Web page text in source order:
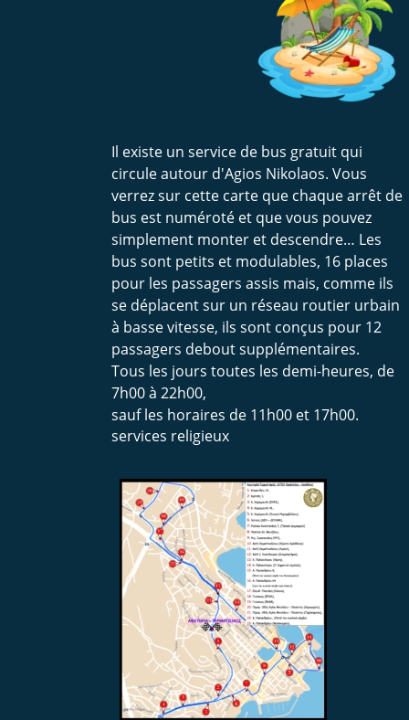
Il existe un service de bus gratuit qui
circule autour d'Agios Nikolaos. Vous
verrez sur cette carte que chaque arrêt de
bus est numéroté et que vous pouvez
simplement monter et descendre… Les
bus sont petits et modulables, 16 places
pour les passagers assis mais, comme ils
se déplacent sur un réseau routier urbain
à basse vitesse, ils sont conçus pour 12
passagers debout supplémentaires.
Tous les jours toutes les demi-heures, de
7h00 à 22h00,
sauf les horaires de 11h00 et 17h00.
services religieux